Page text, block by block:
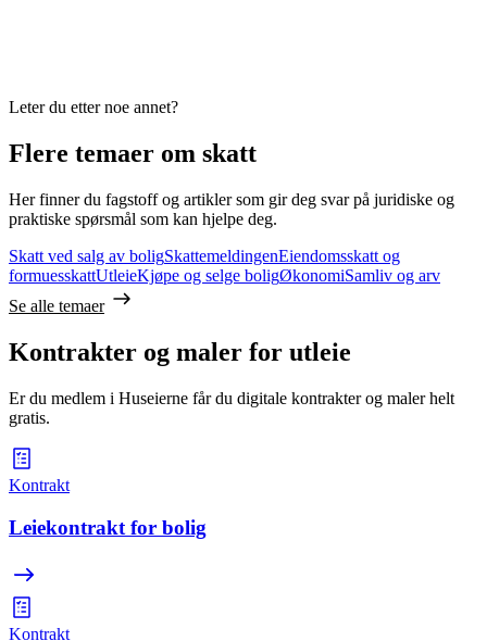
Leter du etter noe annet?
Flere temaer om skatt
Her finner du fagstoff og artikler som gir deg svar på juridiske og
praktiske spørsmål som kan hjelpe deg.
Skatt ved salg av boligSkattemeldingenEiendomsskatt og
formuesskattUtleieKjøpe og selge boligØkonomiSamliv og arv
Se alle temaer
Kontrakter og maler for utleie
Er du medlem i Huseierne får du digitale kontrakter og maler helt
gratis.
Kontrakt
Leiekontrakt for bolig
Kontrakt